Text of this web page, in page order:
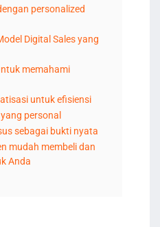
personalized
Digital Sales yang
memahami
untuk efisiensi
personal
sebagai bukti nyata
mudah membeli dan
Anda